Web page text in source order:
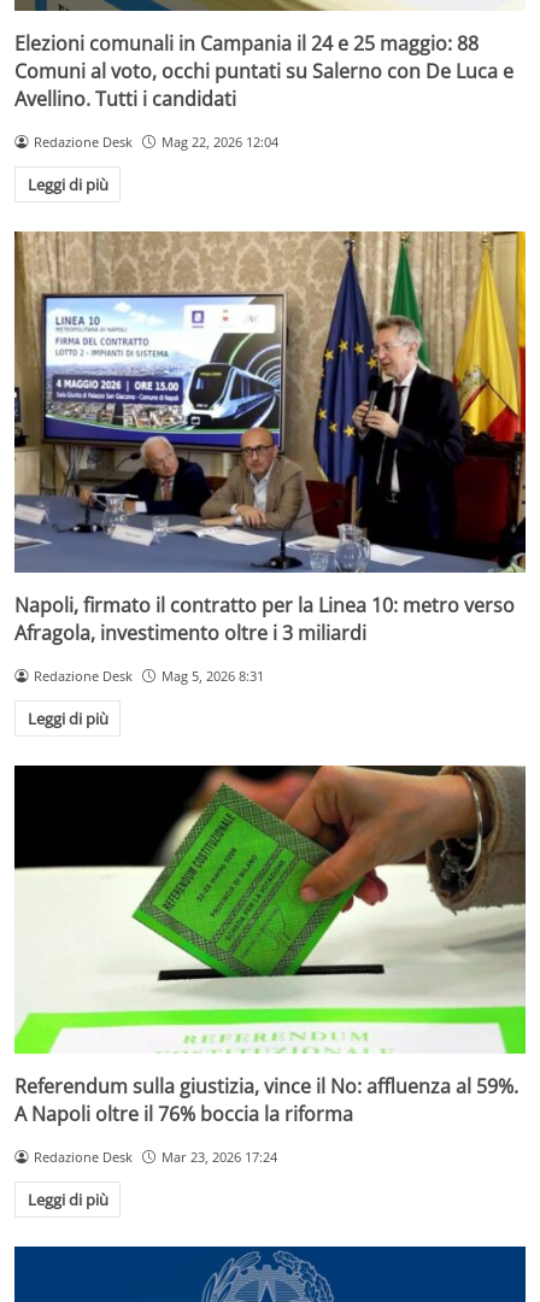
Elezioni comunali in Campania il 24 e 25 maggio: 88
Comuni al voto, occhi puntati su Salerno con De Luca e
Avellino. Tutti i candidati
Redazione Desk Mag 22, 2026 12:04
Leggi di più
Napoli, firmato il contratto per la Linea 10: metro verso
Afragola, investimento oltre i 3 miliardi
Redazione Desk Mag 5, 2026 8:31
Leggi di più
Referendum sulla giustizia, vince il No: affluenza al 59%.
A Napoli oltre il 76% boccia la riforma
Redazione Desk Mar 23, 2026 17:24
Leggi di più